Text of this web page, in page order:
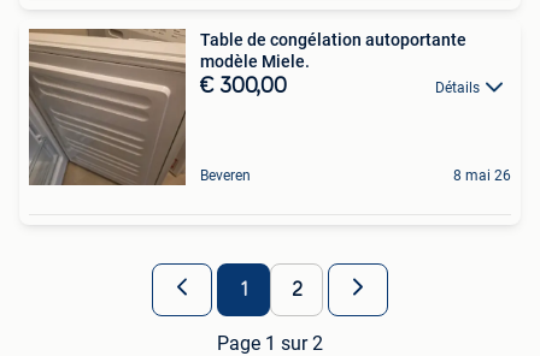
Table de congélation autoportante
modèle Miele.
€ 300,00 Détails
Beveren 8 mai 26
1 2
Page 1 sur 2